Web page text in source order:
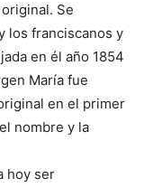
Se
los franciscanos y
en él año 1854
María fue
en el primer
nombre y la
hoy ser